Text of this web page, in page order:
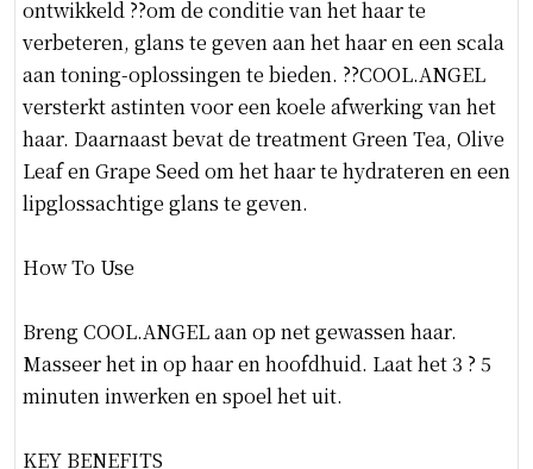
ontwikkeld ??om de conditie van het haar te
verbeteren, glans te geven aan het haar en een scala
aan toning-oplossingen te bieden. ??COOL.ANGEL
versterkt astinten voor een koele afwerking van het
haar. Daarnaast bevat de treatment Green Tea, Olive
Leaf en Grape Seed om het haar te hydrateren en een
lipglossachtige glans te geven.
How To Use
Breng COOL.ANGEL aan op net gewassen haar.
Masseer het in op haar en hoofdhuid. Laat het 3 ? 5
minuten inwerken en spoel het uit.
KEY BENEFITS